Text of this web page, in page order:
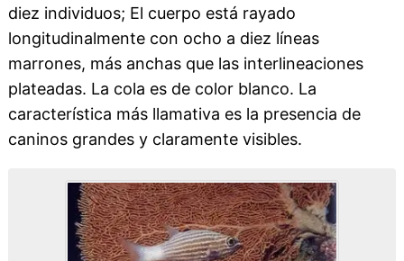
diez individuos; El cuerpo está rayado
longitudinalmente con ocho a diez líneas
marrones, más anchas que las interlineaciones
plateadas. La cola es de color blanco. La
característica más llamativa es la presencia de
caninos grandes y claramente visibles.